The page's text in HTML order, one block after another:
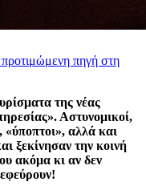
πηγή στη
της νέας
Αστυνομικοί,
«ύποπτοι», αλλά και
ξεκίνησαν την κοινή
ακόμα κι αν δεν